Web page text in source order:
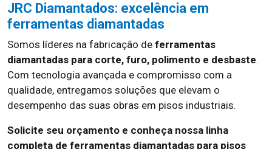
JRC Diamantados: excelência em
ferramentas diamantadas
Somos líderes na fabricação de ferramentas
diamantadas para corte, furo, polimento e desbaste.
Com tecnologia avançada e compromisso com a
qualidade, entregamos soluções que elevam o
desempenho das suas obras em pisos industriais.
Solicite seu orçamento e conheça nossa linha
completa de ferramentas diamantadas para pisos